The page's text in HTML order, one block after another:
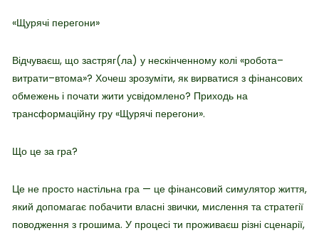
«Щурячі перегони»
Відчуваєш, що застряг(ла) у нескінченному колі «робота–
витрати–втома»? Хочеш зрозуміти, як вирватися з фінансових
обмежень і почати жити усвідомлено? Приходь на
трансформаційну гру «Щурячі перегони».
Що це за гра?
Це не просто настільна гра — це фінансовий симулятор життя,
який допомагає побачити власні звички, мислення та стратегії
поводження з грошима. У процесі ти проживаєш різні сценарії,